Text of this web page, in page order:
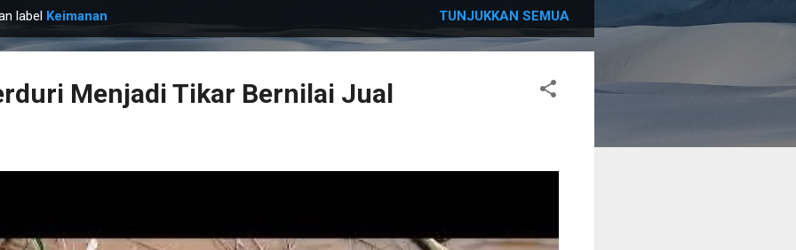
label Keimanan TUNJUKKAN SEMUA
Menjadi Tikar Bernilai Jual